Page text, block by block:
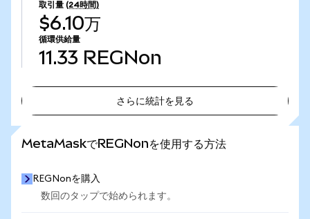
取引量 (24時間)
$6.10万
循環供給量
11.33 REGNon
さらに統計を見る
MetaMaskでREGNonを使用する方法
REGNonを購入
数回のタップで始められます。